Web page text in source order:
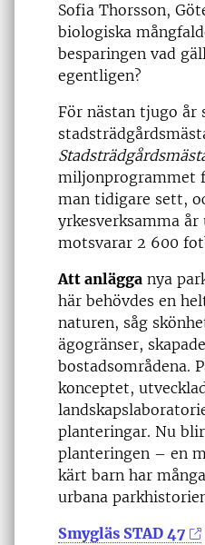
Sofia Thorsson,
biologiska
besparingen vad
egentligen?
För nästan tjugo år
miljonprogrammet
man tidigare sett,
yrkesverksamma
motsvarar 2 600
Att anlägga nya
här behövdes en
naturen, såg
ägogränser,
bostadsområdena.
konceptet,
planteringar. Nu
planteringen – en
kärt barn har
urbana
Smygläs STAD 47